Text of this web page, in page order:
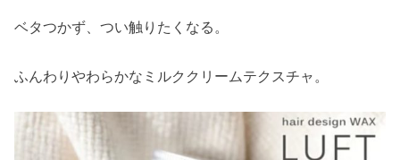
ベタつかず、つい触りたくなる。
ふんわりやわらかなミルククリームテクスチャ。